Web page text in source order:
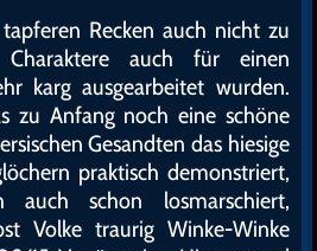
Recken auch nicht zu
auch für einen
karg ausgearbeitet wurden.
zu Anfang noch eine schöne
Gesandten das hiesige
praktisch demonstriert,
schon losmarschiert,
Volke traurig Winke-Winke